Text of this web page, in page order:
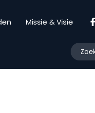
Missie & Visie